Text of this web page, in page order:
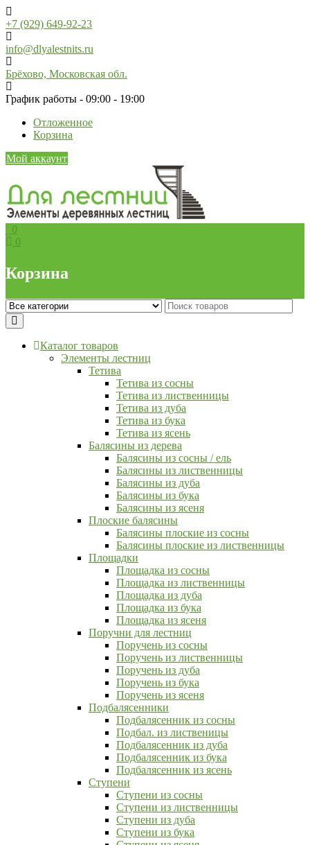
Skip
to
content
+7 (929) 649-92-23
info@dlyalestnits.ru
Брёхово, Московская обл.
График работы - 09:00 - 19:00
Отложенное
Корзина
Мой аккаунт
0
0
Корзина
Каталог товаров
Элементы лестниц
Тетива
Тетива из сосны
Тетива из лиственницы
Тетива из дуба
Тетива из бука
Тетива из ясень
Балясины из дерева
Балясины из сосны / ель
Балясины из лиственницы
Балясины из дуба
Балясины из бука
Балясины из ясеня
Плоские балясины
Балясины плоские из сосны
Балясины плоские из лиственницы
Площадки
Площадка из сосны
Площадка из лиственницы
Площадка из дуба
Площадка из бука
Площадка из ясеня
Поручни для лестниц
Поручень из сосны
Поручень из лиственницы
Поручень из дуба
Поручень из бука
Поручень из ясеня
Подбалясенники
Подбалясенник из сосны
Подбал. из лиственицы
Подбалясенник из дуба
Подбалясенник из бука
Подбалясенник из ясень
Ступени
Ступени из сосны
Ступени из лиственницы
Ступени из дуба
Ступени из бука